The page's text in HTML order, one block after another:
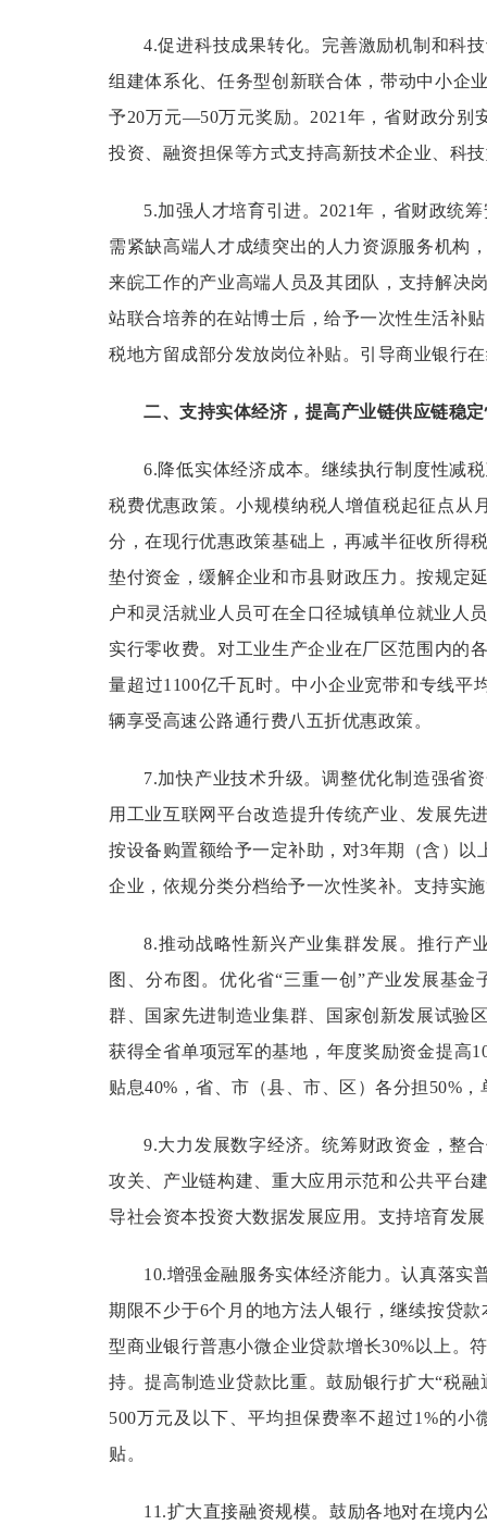
4.促进科技成果转化。 完善激励机制和科
组建体系化、任务型创新联合体，带动中小企
予20万元—50万元奖励。2021年，省财政分别
投资、融资担保等方式支持高新技术企业、科
5.加强人才培育引进。 2021年，省财政统
需紧缺高端人才成绩突出的人力资源服务机构
来皖工作的产业高端人员及其团队，支持解决
站联合培养的在站博士后，给予一次性生活补
税地方留成部分发放岗位补贴。引导商业银行
二、支持实体经济，提高产业链供应链稳
6.降低实体经济成本。继续执行制度性减
税费优惠政策。小规模纳税人增值税起征点从
分，在现行优惠政策基础上，再减半征收所得
垫付资金，缓解企业和市县财政压力。按规定
户和灵活就业人员可在全口径城镇单位就业人
实行零收费。对工业生产企业在厂区范围内的
量超过1100亿千瓦时。中小企业宽带和专线平
辆享受高速公路通行费八五折优惠政策。
7.加快产业技术升级。调整优化制造强省
用工业互联网平台改造提升传统产业、发展先
按设备购置额给予一定补助，对3年期（含）
企业，依规分类分档给予一次性奖补。支持实
8.推动战略性新兴产业集群发展。推行产
图、分布图。优化省“三重一创”产业发展基
群、国家先进制造业集群、国家创新发展试验
获得全省单项冠军的基地，年度奖励资金提高
贴息40%，省、市（县、市、区）各分担50%
9.大力发展数字经济。统筹财政资金，整
攻关、产业链构建、重大应用示范和公共平台
导社会资本投资大数据发展应用。支持培育发
10.增强金融服务实体经济能力。认真落实
期限不少于6个月的地方法人银行，继续按贷
型商业银行普惠小微企业贷款增长30%以上。
持。提高制造业贷款比重。鼓励银行扩大“税
500万元及以下、平均担保费率不超过1%的
贴。
11.扩大直接融资规模。鼓励各地对在境内